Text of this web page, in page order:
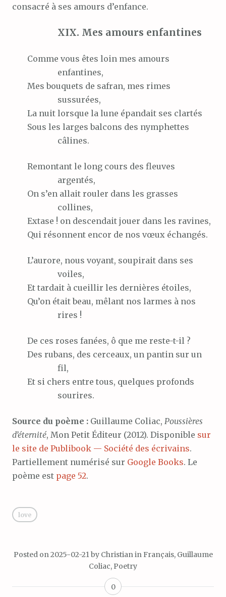
consacré à ses amours d’enfance.
XIX. Mes amours enfantines
Comme vous êtes loin mes amours
enfantines,
Mes bouquets de safran, mes rimes
sussurées,
La nuit lorsque la lune épandait ses clartés
Sous les larges balcons des nymphettes
câlines.
Remontant le long cours des fleuves
argentés,
On s’en allait rouler dans les grasses
collines,
Extase ! on descendait jouer dans les ravines,
Qui résonnent encor de nos vœux échangés.
L’aurore, nous voyant, soupirait dans ses
voiles,
Et tardait à cueillir les dernières étoiles,
Qu’on était beau, mêlant nos larmes à nos
rires !
De ces roses fanées, ô que me reste-t-il ?
Des rubans, des cerceaux, un pantin sur un
fil,
Et si chers entre tous, quelques profonds
sourires.
Source du poème : Guillaume Coliac, Poussières
d’éternité, Mon Petit Éditeur (2012). Disponible sur
le site de Publibook — Société des écrivains.
Partiellement numérisé sur Google Books. Le
poème est page 52.
love
Posted on2025-02-21by ChristianinFrançais, Guillaume
Coliac, Poetry
0